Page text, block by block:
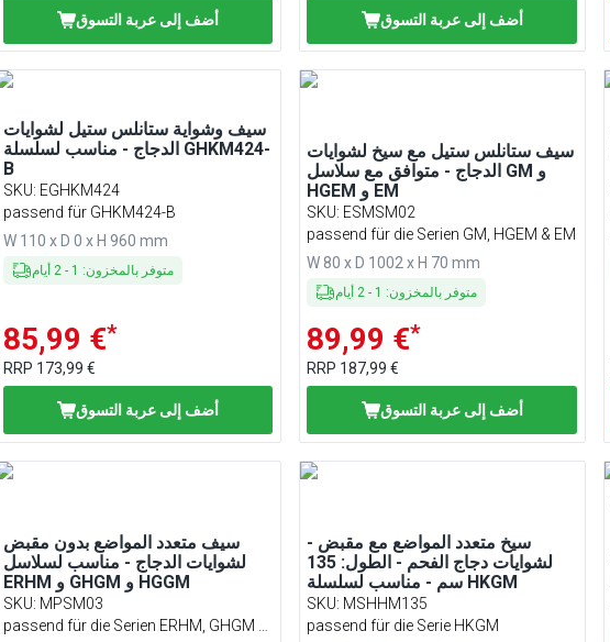
أضف إلى عربة التسوق أضف إلى عربة التسوق
سيف وشواية ستانلس ستيل لشوايات
الدجاج - مناسب لسلسلة GHKM424-
B
SKU: EGHKM424
passend für GHKM424-B
W 110 x D 0 x H 960 mm
متوفر بالمخزون:
1
-
2 أيام
85,99 €*
RRP 173,99 €
أضف إلى عربة التسوق
سيف ستانلس ستيل مع سيخ لشوايات
الدجاج - متوافق مع سلاسل GM و
HGEM و EM
SKU: ESMSM02
passend für die Serien GM, HGEM & EM
W 80 x D 1002 x H 70 mm
متوفر بالمخزون:
1
-
2 أيام
89,99 €*
RRP 187,99 €
أضف إلى عربة التسوق
سيف متعدد المواضع بدون مقبض
لشوايات الدجاج - مناسب لسلاسل
ERHM و GHGM و HGGM
SKU: MPSM03
passend für die Serien ERHM, GHGM &
سيخ متعدد المواضع مع مقبض -
لشوايات دجاج الفحم - الطول: 135
سم - مناسب لسلسلة HKGM
SKU: MSHHM135
passend für die Serie HKGM